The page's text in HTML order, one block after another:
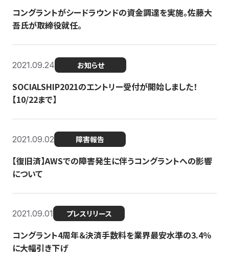
コングラントがシードラウンドの資金調達を実施。佐藤大
吾氏が取締役就任。
2021.09.24 お知らせ
SOCIALSHIP2021のエントリー受付が開始しました！
【10/22まで】
2021.09.02 障害報告
【復旧済】AWSでの障害発生に伴うコングラントへの影響
について
2021.09.01 プレスリリース
コングラント4周年＆決済手数料を業界最安水準の3.4％
に大幅引き下げ